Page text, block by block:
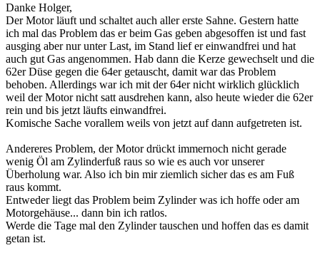
Danke Holger,
Der Motor läuft und schaltet auch aller erste Sahne. Gestern hatte
ich mal das Problem das er beim Gas geben abgesoffen ist und fast
ausging aber nur unter Last, im Stand lief er einwandfrei und hat
auch gut Gas angenommen. Hab dann die Kerze gewechselt und die
62er Düse gegen die 64er getauscht, damit war das Problem
behoben. Allerdings war ich mit der 64er nicht wirklich glücklich
weil der Motor nicht satt ausdrehen kann, also heute wieder die 62er
rein und bis jetzt läufts einwandfrei.
Komische Sache vorallem weils von jetzt auf dann aufgetreten ist.
Andereres Problem, der Motor drückt immernoch nicht gerade
wenig Öl am Zylinderfuß raus so wie es auch vor unserer
Überholung war. Also ich bin mir ziemlich sicher das es am Fuß
raus kommt.
Entweder liegt das Problem beim Zylinder was ich hoffe oder am
Motorgehäuse... dann bin ich ratlos.
Werde die Tage mal den Zylinder tauschen und hoffen das es damit
getan ist.